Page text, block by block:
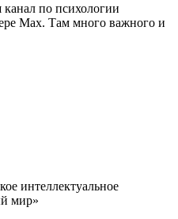
по психологии
Max. Там много важного и